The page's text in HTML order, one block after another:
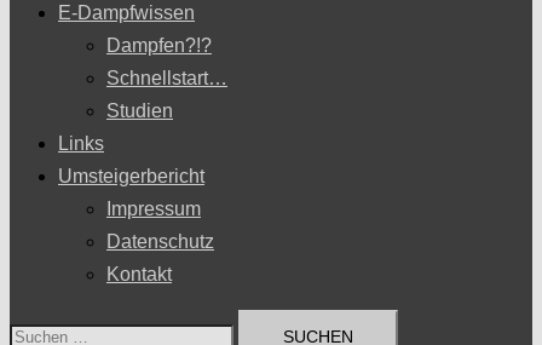
E-Dampfwissen
Dampfen?!?
Schnellstart…
Studien
Links
Umsteigerbericht
Impressum
Datenschutz
Kontakt
Suchen